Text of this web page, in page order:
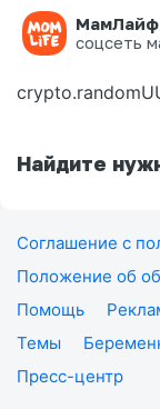
МамЛайф
соцсеть
Ошибка
Найдите
Соглашение с
Положение об
Помощь
Темы
Пресс-центр